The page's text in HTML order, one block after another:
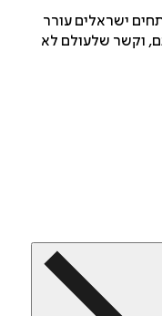
ישראלים עורר
וקשר שלעולם לא